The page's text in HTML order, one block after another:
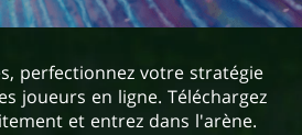
perfectionnez votre stratégie
joueurs en ligne. Téléchargez
et entrez dans l'arène.